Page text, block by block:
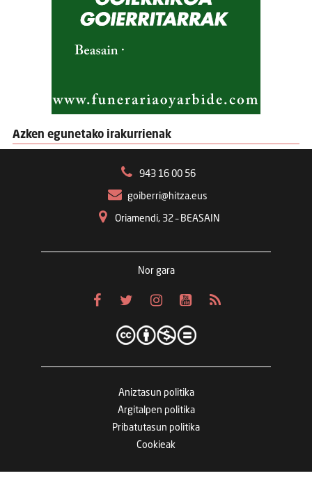
Azken egunetako irakurrienak
943 16 00 56
goiberri@hitza.eus
Oriamendi, 32 – BEASAIN
Nor gara
Aniztasun politika
Argitalpen politika
Pribatutasun politika
Cookieak